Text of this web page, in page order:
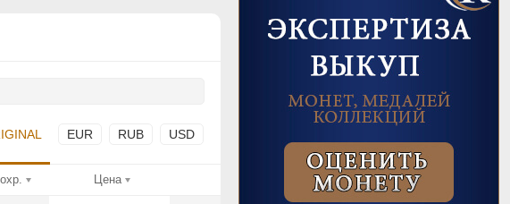
EUR RUB USD
Цена